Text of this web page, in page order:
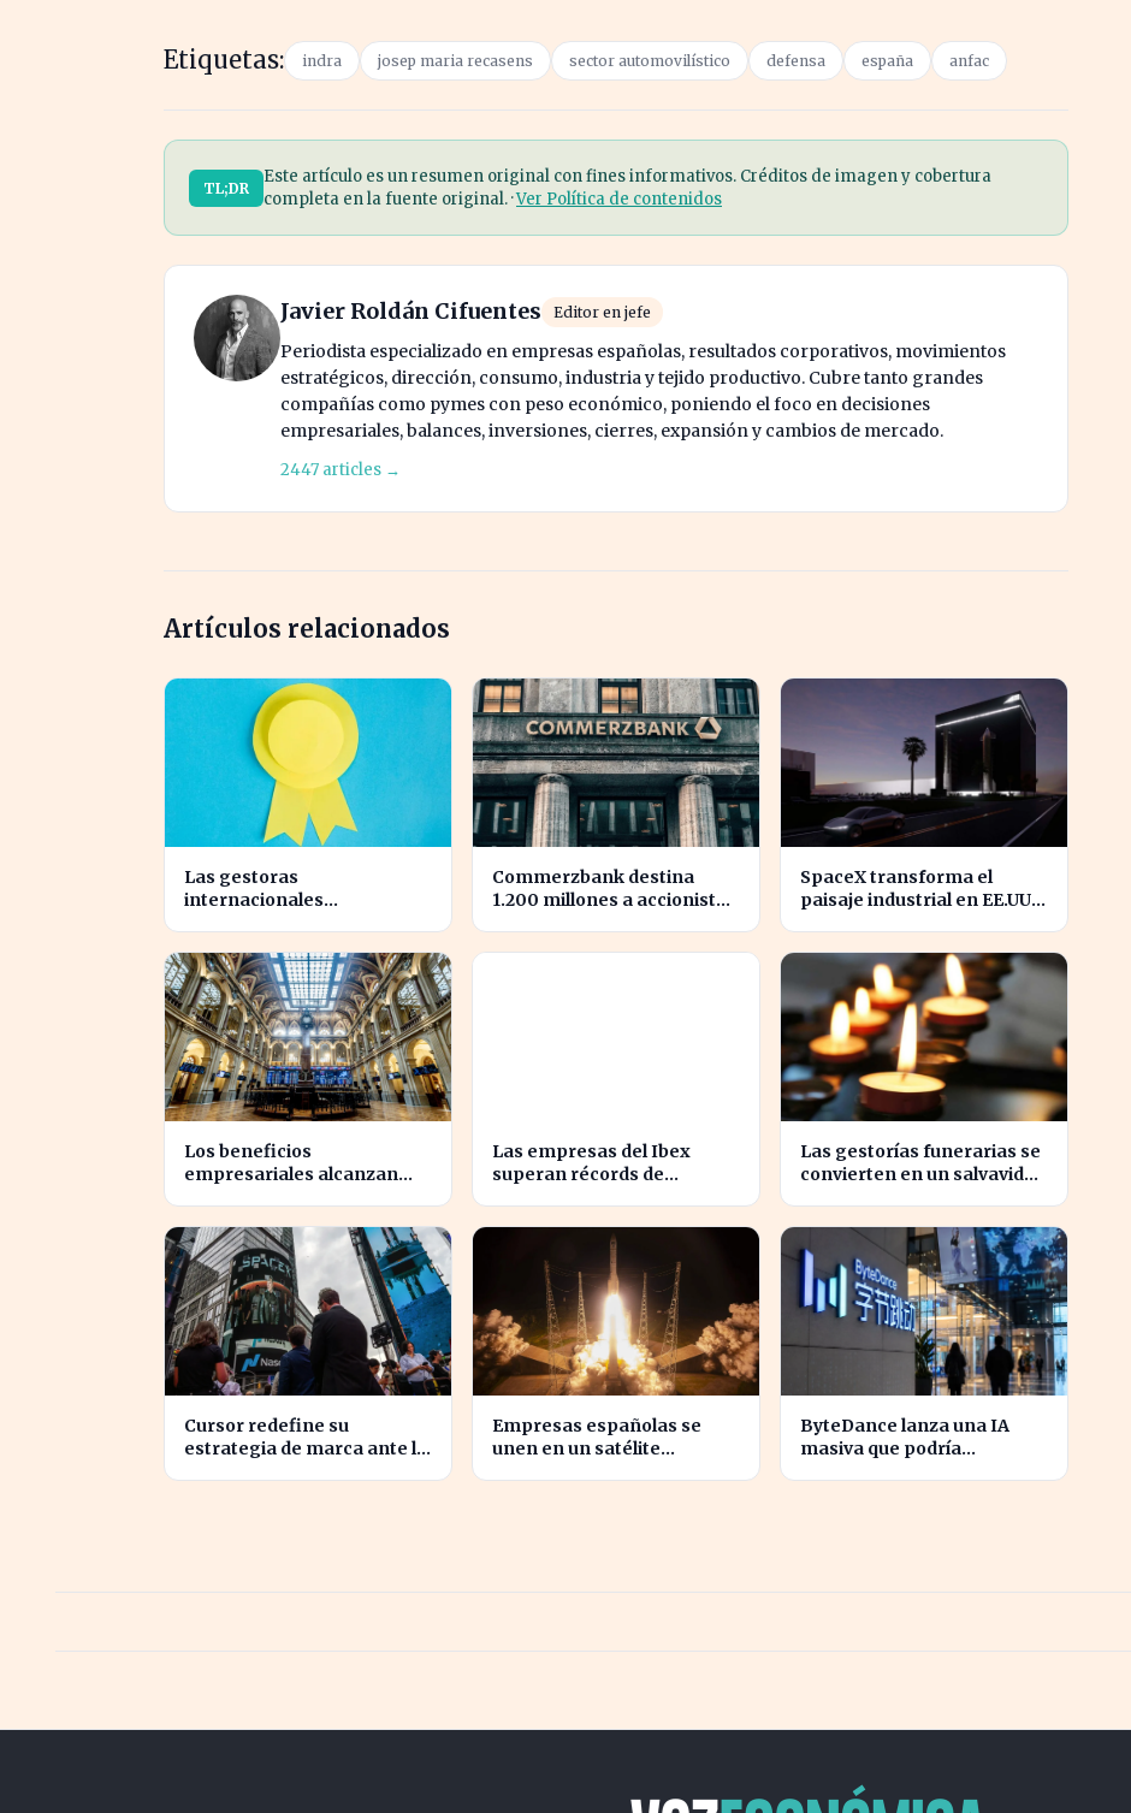
Etiquetas: indra josep maria recasens sector automovilístico defensa españa anfac
TL;DR
Este artículo es un resumen original con fines informativos. Créditos de imagen y cobertura
completa en la fuente original. ·Ver Política de contenidos
Javier Roldán Cifuentes Editor en jefe
Periodista especializado en empresas españolas, resultados corporativos, movimientos
estratégicos, dirección, consumo, industria y tejido productivo. Cubre tanto grandes
compañías como pymes con peso económico, poniendo el foco en decisiones
empresariales, balances, inversiones, cierres, expansión y cambios de mercado.
2447 articles →
Artículos relacionados
Las gestoras
internacionales
nuevos nombrados?
Commerzbank destina
1.200 millones a accionistas
SpaceX transforma el
paisaje industrial en EE.UU.
zonas
Los beneficios
empresariales alcanzan
Las empresas del Ibex
superan récords de
Las gestorías funerarias se
convierten en un salvavidas
fallecimiento.
Cursor redefine su
estrategia de marca ante la
Empresas españolas se
unen en un satélite
ByteDance lanza una IA
masiva que podría